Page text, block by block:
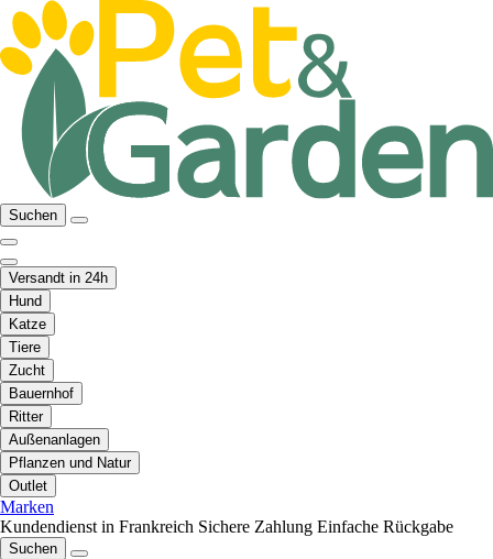
Suchen
Versandt in 24h
Hund
Katze
Tiere
Zucht
Bauernhof
Ritter
Außenanlagen
Pflanzen und Natur
Outlet
Marken
Kundendienst in Frankreich Sichere Zahlung Einfache Rückgabe
Suchen